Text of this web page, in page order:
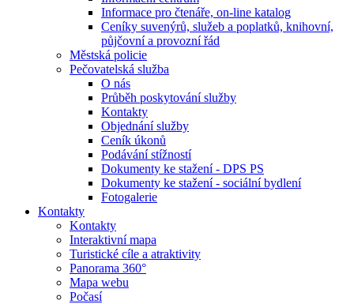
Informace pro čtenáře, on-line katalog
Ceníky suvenýrů, služeb a poplatků, knihovní,
půjčovní a provozní řád
Městská policie
Pečovatelská služba
O nás
Průběh poskytování služby
Kontakty
Objednání služby
Ceník úkonů
Podávání stížností
Dokumenty ke stažení - DPS PS
Dokumenty ke stažení - sociální bydlení
Fotogalerie
Kontakty
Kontakty
Interaktivní mapa
Turistické cíle a atraktivity
Panorama 360°
Mapa webu
Počasí